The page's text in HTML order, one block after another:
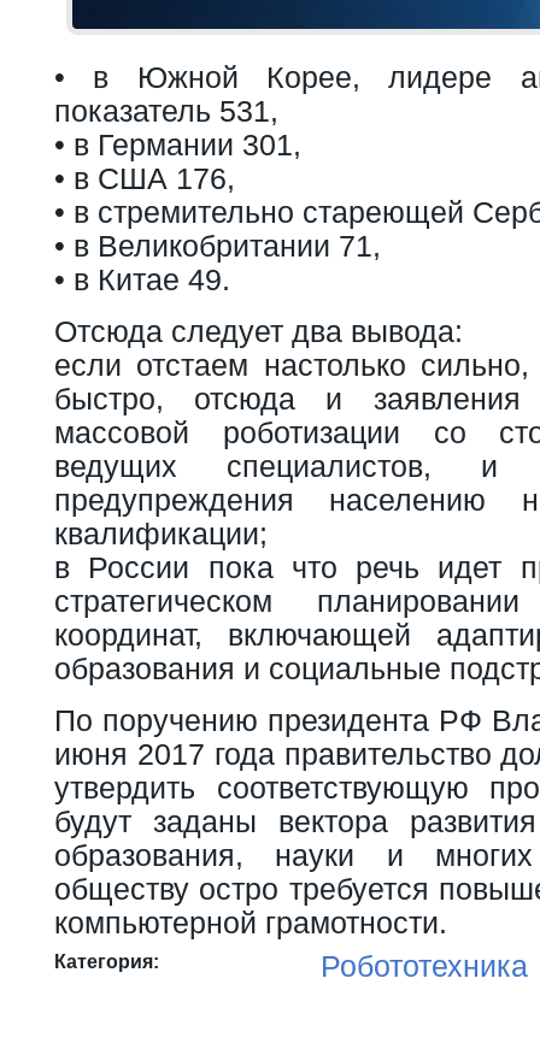
• в Южной Корее, лидере
показатель 531,
• в Германии 301,
• в США 176,
• в стремительно стареющей
• в Великобритании 71,
• в Китае 49.
Отсюда следует два вывода:
если отстаем настолько сильно,
быстро, отсюда и заявления
массовой роботизации со
ведущих специалистов, и
предупреждения населению
квалификации;
в России пока что речь идет
стратегическом
координат, включающей
образования и социальные
По поручению президента РФ
июня 2017 года правительство
утвердить соответствующую
будут заданы вектора
образования, науки и
обществу остро требуется
компьютерной грамотности.
Категория: Робототехника